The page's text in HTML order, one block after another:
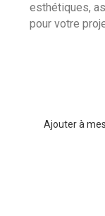
esthétiques,
pour votre
Ajouter à